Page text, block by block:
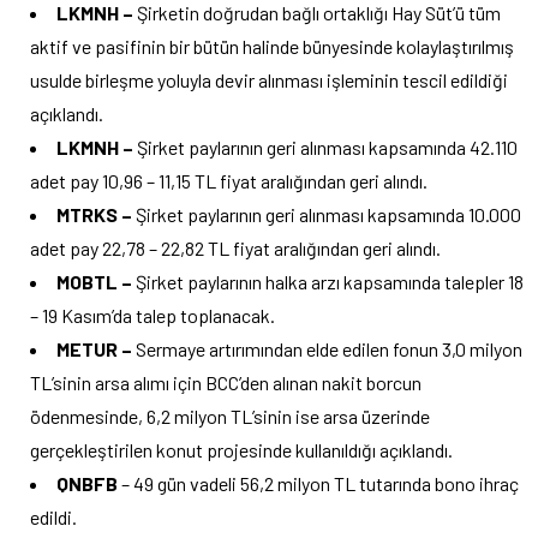
LKMNH – Şirketin doğrudan bağlı ortaklığı Hay Süt’ü tüm
aktif ve pasifinin bir bütün halinde bünyesinde kolaylaştırılmış
usulde birleşme yoluyla devir alınması işleminin tescil edildiği
açıklandı.
LKMNH – Şirket paylarının geri alınması kapsamında 42.110
adet pay 10,96 – 11,15 TL fiyat aralığından geri alındı.
MTRKS – Şirket paylarının geri alınması kapsamında 10.000
adet pay 22,78 – 22,82 TL fiyat aralığından geri alındı.
MOBTL – Şirket paylarının halka arzı kapsamında talepler 18
– 19 Kasım’da talep toplanacak.
METUR – Sermaye artırımından elde edilen fonun 3,0 milyon
TL’sinin arsa alımı için BCC’den alınan nakit borcun
ödenmesinde, 6,2 milyon TL’sinin ise arsa üzerinde
gerçekleştirilen konut projesinde kullanıldığı açıklandı.
QNBFB – 49 gün vadeli 56,2 milyon TL tutarında bono ihraç
edildi.